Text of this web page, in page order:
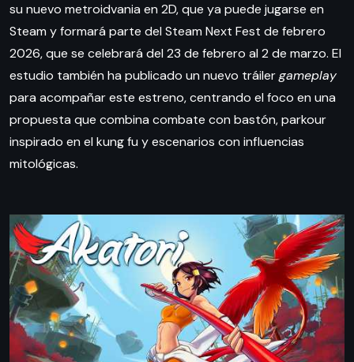
su nuevo metroidvania en 2D, que ya puede jugarse en
Steam y formará parte del Steam Next Fest de febrero
2026, que se celebrará del 23 de febrero al 2 de marzo. El
estudio también ha publicado un nuevo tráilergameplay
para acompañar este estreno, centrando el foco en una
propuesta que combina combate con bastón, parkour
inspirado en el kung fu y escenarios con influencias
mitológicas.